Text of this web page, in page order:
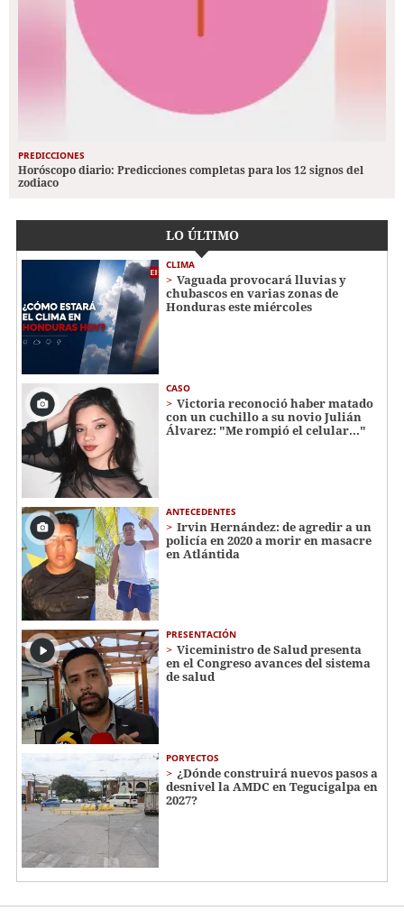
PREDICCIONES
Horóscopo diario: Predicciones completas para los 12 signos del
zodiaco
LO ÚLTIMO
CLIMA
Vaguada provocará lluvias y
chubascos en varias zonas de
Honduras este miércoles
CASO
Victoria reconoció haber matado
con un cuchillo a su novio Julián
Álvarez: "Me rompió el celular..."
ANTECEDENTES
Irvin Hernández: de agredir a un
policía en 2020 a morir en masacre
en Atlántida
PRESENTACIÓN
Viceministro de Salud presenta
en el Congreso avances del sistema
de salud
PORYECTOS
¿Dónde construirá nuevos pasos a
desnivel la AMDC en Tegucigalpa en
2027?